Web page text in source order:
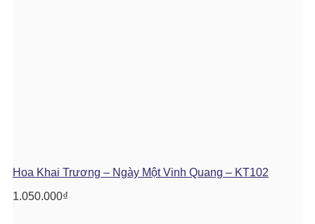
Hoa Khai Trương – Ngày Một Vinh Quang – KT102
1.050.000₫